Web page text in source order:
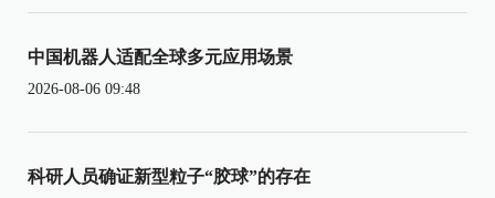
中国机器人适配全球多元应用场景
2026-08-06 09:48
科研人员确证新型粒子“胶球”的存在